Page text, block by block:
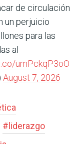
de circulación
un perjuicio
para las
al
umPckqP3oO
August 7, 2026
# liderazgo